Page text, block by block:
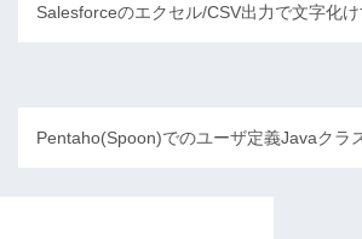
Salesforceのエクセル/CSV出力で文字化
Pentaho(Spoon)でのユーザ定義Javaクラ